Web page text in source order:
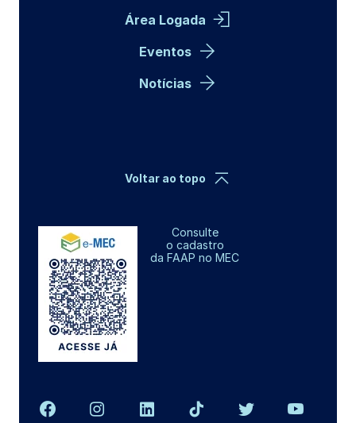
Área Logada
Eventos
Notícias
Consulte
o cadastro
da FAAP no MEC
Voltar ao topo